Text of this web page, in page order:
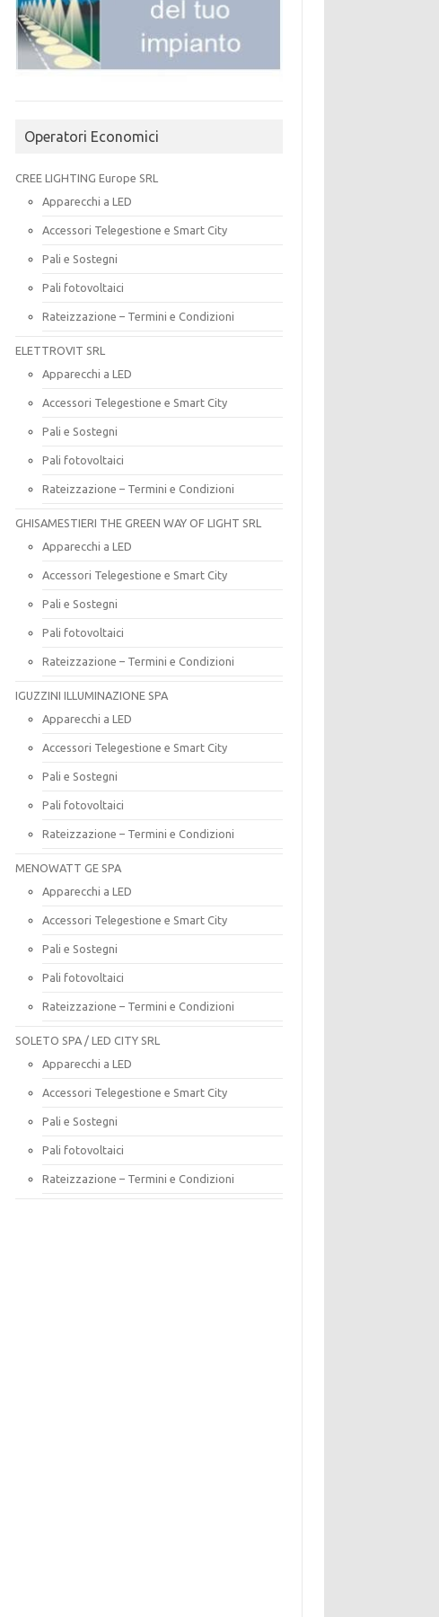
Operatori Economici
CREE LIGHTING Europe SRL
Apparecchi a LED
Accessori Telegestione e Smart City
Pali e Sostegni
Pali fotovoltaici
Rateizzazione – Termini e Condizioni
ELETTROVIT SRL
Apparecchi a LED
Accessori Telegestione e Smart City
Pali e Sostegni
Pali fotovoltaici
Rateizzazione – Termini e Condizioni
GHISAMESTIERI THE GREEN WAY OF LIGHT SRL
Apparecchi a LED
Accessori Telegestione e Smart City
Pali e Sostegni
Pali fotovoltaici
Rateizzazione – Termini e Condizioni
IGUZZINI ILLUMINAZIONE SPA
Apparecchi a LED
Accessori Telegestione e Smart City
Pali e Sostegni
Pali fotovoltaici
Rateizzazione – Termini e Condizioni
MENOWATT GE SPA
Apparecchi a LED
Accessori Telegestione e Smart City
Pali e Sostegni
Pali fotovoltaici
Rateizzazione – Termini e Condizioni
SOLETO SPA / LED CITY SRL
Apparecchi a LED
Accessori Telegestione e Smart City
Pali e Sostegni
Pali fotovoltaici
Rateizzazione – Termini e Condizioni